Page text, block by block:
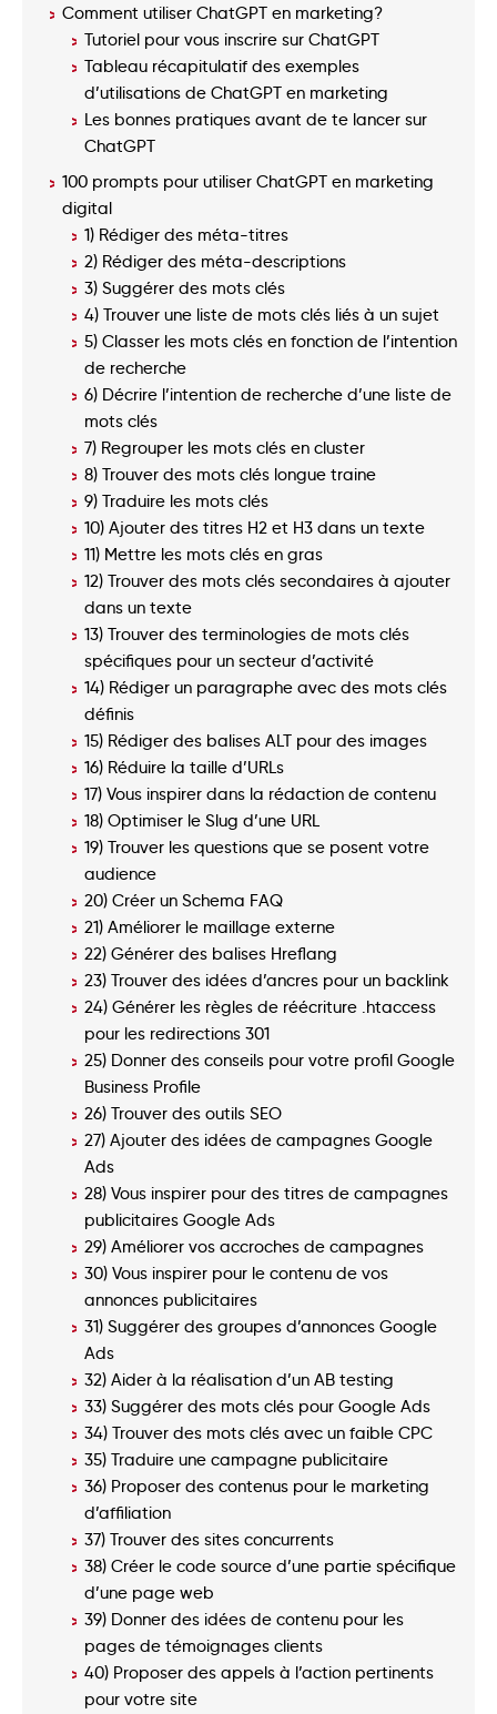
Comment utiliser ChatGPT en marketing?
Tutoriel pour vous inscrire sur ChatGPT
Tableau récapitulatif des exemples
d’utilisations de ChatGPT en marketing
Les bonnes pratiques avant de te lancer sur
ChatGPT
100 prompts pour utiliser ChatGPT en marketing
digital
1) Rédiger des méta-titres
2) Rédiger des méta-descriptions
3) Suggérer des mots clés
4) Trouver une liste de mots clés liés à un sujet
5) Classer les mots clés en fonction de l’intention
de recherche
6) Décrire l’intention de recherche d’une liste de
mots clés
7) Regrouper les mots clés en cluster
8) Trouver des mots clés longue traine
9) Traduire les mots clés
10) Ajouter des titres H2 et H3 dans un texte
11) Mettre les mots clés en gras
12) Trouver des mots clés secondaires à ajouter
dans un texte
13) Trouver des terminologies de mots clés
spécifiques pour un secteur d’activité
14) Rédiger un paragraphe avec des mots clés
définis
15) Rédiger des balises ALT pour des images
16) Réduire la taille d’URLs
17) Vous inspirer dans la rédaction de contenu
18) Optimiser le Slug d’une URL
19) Trouver les questions que se posent votre
audience
20) Créer un Schema FAQ
21) Améliorer le maillage externe
22) Générer des balises Hreflang
23) Trouver des idées d’ancres pour un backlink
24) Générer les règles de réécriture .htaccess
pour les redirections 301
25) Donner des conseils pour votre profil Google
Business Profile
26) Trouver des outils SEO
27) Ajouter des idées de campagnes Google
Ads
28) Vous inspirer pour des titres de campagnes
publicitaires Google Ads
29) Améliorer vos accroches de campagnes
30) Vous inspirer pour le contenu de vos
annonces publicitaires
31) Suggérer des groupes d’annonces Google
Ads
32) Aider à la réalisation d’un AB testing
33) Suggérer des mots clés pour Google Ads
34) Trouver des mots clés avec un faible CPC
35) Traduire une campagne publicitaire
36) Proposer des contenus pour le marketing
d’affiliation
37) Trouver des sites concurrents
38) Créer le code source d’une partie spécifique
d’une page web
39) Donner des idées de contenu pour les
pages de témoignages clients
40) Proposer des appels à l’action pertinents
pour votre site